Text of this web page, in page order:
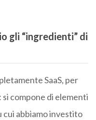
gli “ingredienti” di
SaaS, per
compone di elementi
cui abbiamo investito